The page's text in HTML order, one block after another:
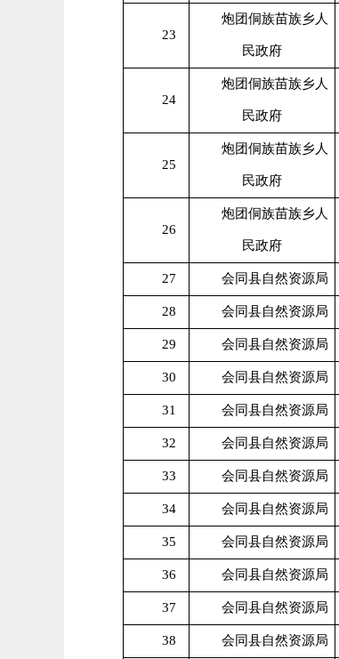
23
炮团侗族苗族乡人
民政府
24
炮团侗族苗族乡人
民政府
25
炮团侗族苗族乡人
民政府
26
炮团侗族苗族乡人
民政府
27 会同县自然资源局
28 会同县自然资源局
29 会同县自然资源局
30 会同县自然资源局
31 会同县自然资源局
32 会同县自然资源局
33 会同县自然资源局
34 会同县自然资源局
35 会同县自然资源局
36 会同县自然资源局
37 会同县自然资源局
38 会同县自然资源局